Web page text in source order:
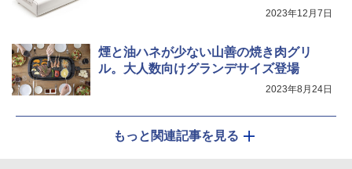
2023年12月7日
煙と油ハネが少ない山善の焼き肉グリ
ル。大人数向けグランデサイズ登場
2023年8月24日
もっと関連記事を見る